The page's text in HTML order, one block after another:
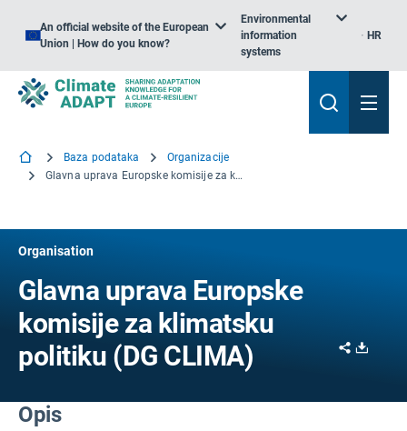
An official website of the European
Union | How do you know?
Environmental
information
systems
HR
Baza podataka
Organizacije
Glavna uprava Europske komisije za klimatsku politiku
Organisation
Glavna uprava Europske
komisije za klimatsku
politiku (DG CLIMA)
Share
Opis